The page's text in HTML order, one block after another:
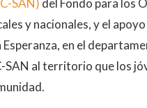
SAN) del Fondo para los
y nacionales, y el
Esperanza, en el
SAN al territorio que los